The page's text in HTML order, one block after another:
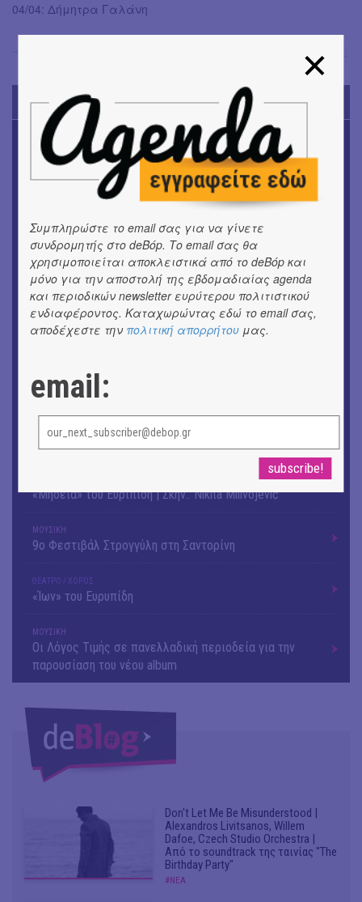
04/04: Δήμητρα Γαλάνη
Έφη Χρυσού
TODAY'S EVENTS
ΜΟΥΣΙΚΗ
16o Samos Young Artists Festival
ANILIO PARK FESTIVAL 2026
ΘΕΑΤΡΟ / ΧΟΡΟΣ
«ΑΗ ΛΑΟΣ» | Ένα σκηνικό ρέκβιεμ για την ήττα ενός
λαού
ΕΙΚΑΣΤΙΚΑ
Ομαδική έκθεση | Προσωρινά για Πάντα
Αργύρης Ραλλιάς | Λιτανεία
Θανάσης Λάλας-Κώστας Τσόκλης - Συνομιλώντας με
«Μήδεια» του Ευριπίδη | Σκην.: Nikita Milivojević
ΜΟΥΣΙΚΗ
9o Φεστιβάλ Στρογγύλη στη Σαντορίνη
ΘΕΑΤΡΟ / ΧΟΡΟΣ
«Ίων» του Ευρυπίδη
ΜΟΥΣΙΚΗ
Οι Λόγος Τιμής σε πανελλαδική περιοδεία για την
παρουσίαση του νέου album
Don't Let Me Be Misunderstood |
Alexandros Livitsanos, Willem
Dafoe, Czech Studio Orchestra |
Από το soundtrack της ταινίας "The
Birthday Party"
#ΝΕΑ
Συμπληρώστε το email σας για να γίνετε
συνδρομητής στο deBόp. Το email σας θα
χρησιμοποιείται αποκλειστικά από το deBόp και
μόνο για την αποστολή της εβδομαδιαίας agenda
και περιοδικών newsletter ευρύτερου πολιτιστικού
ενδιαφέροντος. Καταχωρώντας εδώ το email σας,
αποδέχεστε την πολιτική απορρήτου μας.
email: